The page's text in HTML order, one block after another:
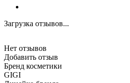
Загрузка отзывов...
Нет отзывов
Добавить отзыв
Бренд косметики
GIGI